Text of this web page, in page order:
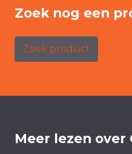
Zoek nog een
Zoek product
Meer lezen over